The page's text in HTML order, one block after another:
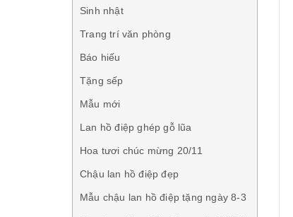
Sinh nhật
Trang trí văn phòng
Báo hiếu
Tặng sếp
Mẫu mới
Lan hồ điệp ghép gỗ lũa
Hoa tươi chúc mừng 20/11
Chậu lan hồ điệp đẹp
Mẫu chậu lan hồ điệp tặng ngày 8-3